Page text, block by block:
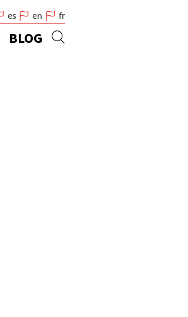
es en fr
BLOG